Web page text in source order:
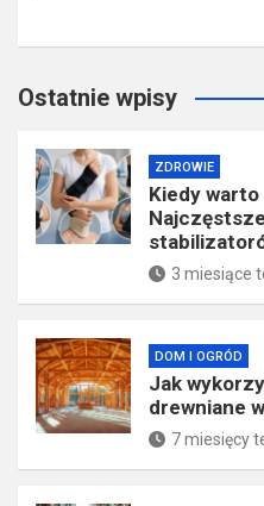
Ostatnie wpisy
ZDROWIE
Kiedy
3 miesiące
DOM I OGRÓD
Jak
drewniane
7 miesięcy